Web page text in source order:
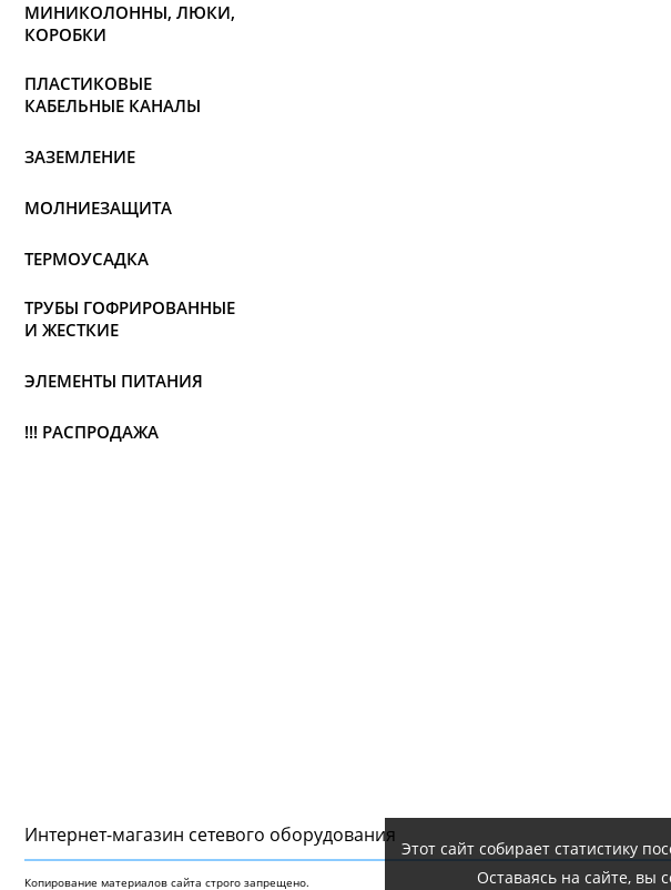
МИНИКОЛОННЫ, ЛЮКИ,
КОРОБКИ
ПЛАСТИКОВЫЕ
КАБЕЛЬНЫЕ КАНАЛЫ
ЗАЗЕМЛЕНИЕ
МОЛНИЕЗАЩИТА
ТЕРМОУСАДКА
ТРУБЫ ГОФРИРОВАННЫЕ
И ЖЕСТКИЕ
ЭЛЕМЕНТЫ ПИТАНИЯ
!!! РАСПРОДАЖА
Интернет-магазин сетeвого оборудования
Копирование материалов сайта строго запрещено.
Этот сайт собирает статистику
Оставаясь на сайте, вы